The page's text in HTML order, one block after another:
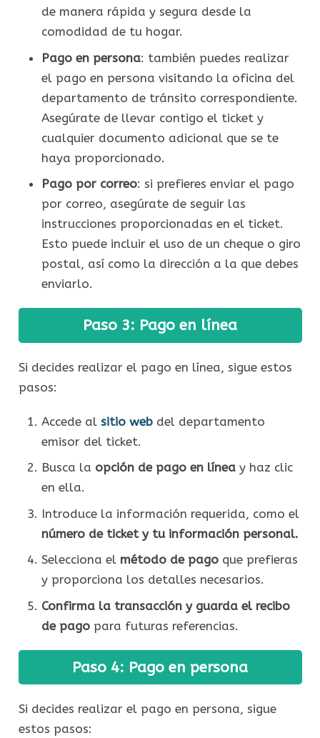
de manera rápida y segura desde la
comodidad de tu hogar.
Pago en persona: también puedes realizar
el pago en persona visitando la oficina del
departamento de tránsito correspondiente.
Asegúrate de llevar contigo el ticket y
cualquier documento adicional que se te
haya proporcionado.
Pago por correo: si prefieres enviar el pago
por correo, asegúrate de seguir las
instrucciones proporcionadas en el ticket.
Esto puede incluir el uso de un cheque o giro
postal, así como la dirección a la que debes
enviarlo.
Paso 3: Pago en línea
Si decides realizar el pago en línea, sigue estos
pasos:
Accede al sitio webdel departamento
emisor del ticket.
Busca la opción de pago en líneay haz clic
en ella.
Introduce la información requerida, como el
número de ticket y tu información personal.
Selecciona el método de pagoque prefieras
y proporciona los detalles necesarios.
Confirma la transacción y guarda el recibo
de pagopara futuras referencias.
Paso 4: Pago en persona
Si decides realizar el pago en persona, sigue
estos pasos: